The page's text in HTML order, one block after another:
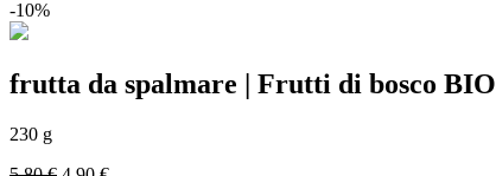
-10%
frutta da spalmare | Frutti di bosco BIO
230 g